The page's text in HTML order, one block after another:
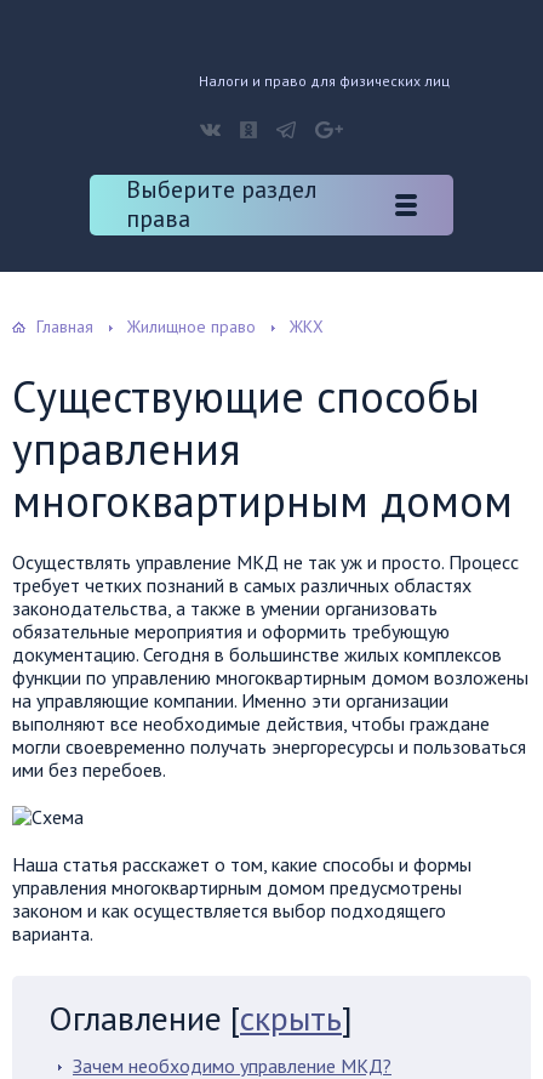
Налоги и право для физических лиц
Выберите раздел
права
Главная Жилищное право ЖКХ
Существующие способы
управления
многоквартирным домом
Осуществлять управление МКД не так уж и просто. Процесс
требует четких познаний в самых различных областях
законодательства, а также в умении организовать
обязательные мероприятия и оформить требующую
документацию. Сегодня в большинстве жилых комплексов
функции по управлению многоквартирным домом возложены
на управляющие компании. Именно эти организации
выполняют все необходимые действия, чтобы граждане
могли своевременно получать энергоресурсы и пользоваться
ими без перебоев.
Наша статья расскажет о том, какие способы и формы
управления многоквартирным домом предусмотрены
законом и как осуществляется выбор подходящего
варианта.
Оглавление [скрыть]
Зачем необходимо управление МКД?